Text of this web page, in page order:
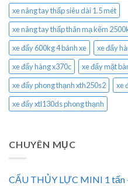
xe nâng tay thấp siêu dài 1.5 mét
xe nâng tay thấp thân mạ kẽm
xe đẩy 600kg 4 bánh xe
xe đẩy
xe đẩy hàng x370c
xe đẩy mặt
xe đẩy phong thạnh xth250s2
xe
xe đẩy xtl130ds phong thạnh
CHUYÊN MỤC
CẨU THỦY LỰC MINI 1 tấn